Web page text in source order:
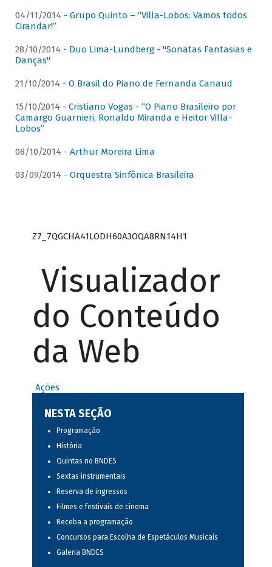
04/11/2014 - Grupo Quinto – “Villa-Lobos: Vamos todos
Cirandar!”
28/10/2014 - Duo Lima-Lundberg - "Sonatas Fantasias e
Danças"
21/10/2014 - O Brasil do Piano de Fernanda Canaud
15/10/2014 - Cristiano Vogas - “O Piano Brasileiro por
Camargo Guarnieri, Ronaldo Miranda e Heitor Villa-
Lobos”
08/10/2014 - Arthur Moreira Lima
03/09/2014 - Orquestra Sinfônica Brasileira
Z7_7QGCHA41LODH60A3OQA8RN14H1
Visualizador
do Conteúdo
da Web
Ações
NESTA SEÇÃO
Programação
História
Quintas no BNDES
Sextas instrumentais
Reserva de ingressos
Filmes e festivais de cinema
Receba a programação
Concursos para Escolha de Espetáculos Musicais
Galeria BNDES